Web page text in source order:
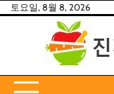
Skip토요일, 8월 8, 2026